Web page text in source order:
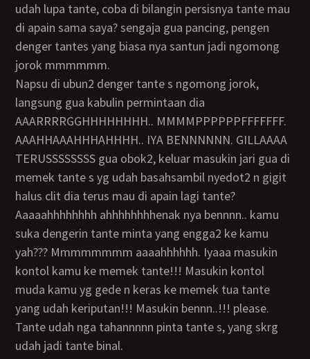
udah lupa tante, coba di bilangin persisnya tante mau
di apain sama saya? sengaja gua pancing, pengen
denger tantes yang biasa nya santun jadi ngomong
jorok mmmmmm.
napsu di ubun2 denger tante s ngomong jorok,
langsung gua kabulin permintaan dia
AAARRRRGGHHHHHHHH.. MMMMPPPPPPFFFFFFF.
AAAHHAAAHHHAHHHH.. IYA BENNNNNN. GILLAAAA
TERUSSSSSSSS gua obok2, keluar masukin jari gua di
memek tante s yg udah basahsambil nyedot2 n gigit
halus clit dia terus mau di apain lagi tante?
aaaaahhhhhhhh ahhhhhhhhenak nya bennnn.. kamu
suka dengerin tante minta yang engga2 ke kamu
yah??? Mmmmmmmm aaaahhhhhh. Iyaaa masukin
kontol kamu ke memek tante!!! Masukin kontol
muda kamu yg gede n keras ke memek tua tante
yang udah keriputan!!! Masukin bennn..!!! please.
Tante udah nga tahannnnn pinta tante s, yang skrg
udah jadi tante binal.